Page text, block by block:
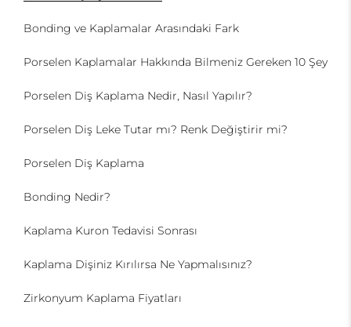
Bonding ve Kaplamalar Arasındaki Fark
Porselen Kaplamalar Hakkında Bilmeniz Gereken 10 Şey
Porselen Diş Kaplama Nedir, Nasıl Yapılır?
Porselen Diş Leke Tutar mı? Renk Değiştirir mi?
Porselen Diş Kaplama
Bonding Nedir?
Kaplama Kuron Tedavisi Sonrası
Kaplama Dişiniz Kırılırsa Ne Yapmalısınız?
Zirkonyum Kaplama Fiyatları